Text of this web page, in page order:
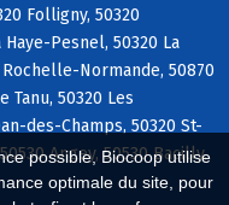
possible, Biocoop utilise
optimale du site, pour
Folligny, 50320
Haye-Pesnel, 50320 La
Rochelle-Normande, 50870
Tanu, 50320 Les
des-Champs, 50320 St-
Angey, 50530 Bacilly,